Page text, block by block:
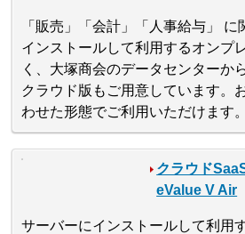
「販売」「会計」「人事給与」
インストールして利用するオンプ
く、大塚商会のデータセンターか
クラウド版もご用意しています。
わせた形態でご利用いただけます。
クラウド
eValue V Air
サーバーにインストールして利用